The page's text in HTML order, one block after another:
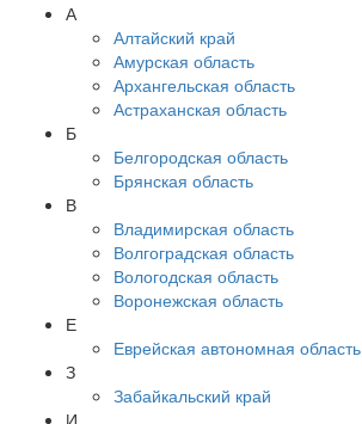
А
Алтайский край
Амурская область
Архангельская область
Астраханская область
Б
Белгородская область
Брянская область
В
Владимирская область
Волгоградская область
Вологодская область
Воронежская область
Е
Еврейская автономная область
З
Забайкальский край
И